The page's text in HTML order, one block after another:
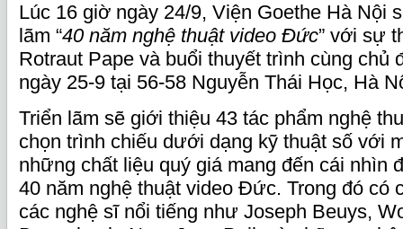
Lúc 16 giờ ngày 24/9, Viện Goethe Hà Nội
lãm “40 năm nghệ thuật video Đức” với sự
Rotraut Pape và buổi thuyết trình cùng chủ
ngày 25-9 tại 56-58 Nguyễn Thái Học, Hà
Triển lãm sẽ giới thiệu 43 tác phẩm nghệ
chọn trình chiếu dưới dạng kỹ thuật số với
những chất liệu quý giá mang đến cái nhìn
40 năm nghệ thuật video Đức. Trong đó có
các nghệ sĩ nổi tiếng như Joseph Beuys,